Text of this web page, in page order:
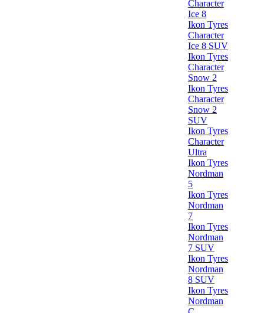
Character
Ice 8
Ikon Tyres
Character
Ice 8 SUV
Ikon Tyres
Character
Snow 2
Ikon Tyres
Character
Snow 2
SUV
Ikon Tyres
Character
Ultra
Ikon Tyres
Nordman
5
Ikon Tyres
Nordman
7
Ikon Tyres
Nordman
7 SUV
Ikon Tyres
Nordman
8 SUV
Ikon Tyres
Nordman